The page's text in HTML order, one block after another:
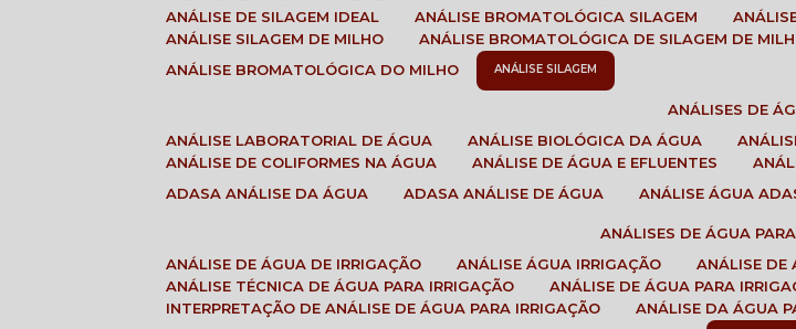
ANÁLISE DE SILAGEM IDEAL
ANÁLISE BROMATOLÓGICA SILAGEM
ANÁLISE SILAGEM DE MILHO
ANÁLISE BROMATOLÓGICA DE SILAGEM DE
ANÁLISE BROMATOLÓGICA DO MILHO
ANÁLISE SILAGEM
ANÁLISES DE
ANÁLISE LABORATORIAL DE ÁGUA
ANÁLISE BIOLÓGICA DA ÁGUA
ANÁLISE DE COLIFORMES NA ÁGUA
ANÁLISE DE ÁGUA E EFLUENTES
ADASA ANÁLISE DA ÁGUA
ADASA ANÁLISE DE ÁGUA ANÁLISE ÁGUA
ANÁLISES DE ÁGUA
ANÁLISE DE ÁGUA DE IRRIGAÇÃO
ANÁLISE ÁGUA IRRIGAÇÃO
ANÁLISE
ANÁLISE TÉCNICA DE ÁGUA PARA IRRIGAÇÃO
ANÁLISE DE ÁGUA PARA
INTERPRETAÇÃO DE ANÁLISE DE ÁGUA PARA IRRIGAÇÃO
ANÁLISE DA ÁGUA